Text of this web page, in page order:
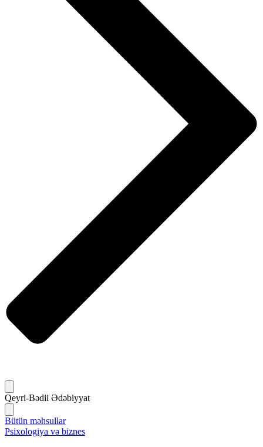
Qeyri-Bədii Ədəbiyyat
Bütün məhsullar
Psixologiya və biznes